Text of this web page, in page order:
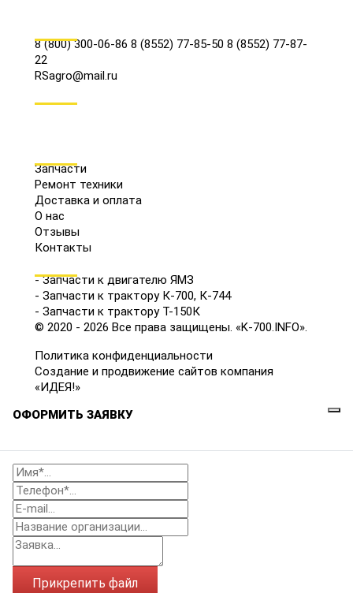
8 (800) 300-06-86 8 (8552) 77-85-50 8 (8552) 77-87-
22
RSagro@mail.ru
Запчасти
Ремонт техники
Доставка и оплата
О нас
Отзывы
Контакты
- Запчасти к двигателю ЯМЗ
- Запчасти к трактору К-700, К-744
- Запчасти к трактору Т-150К
© 2020 - 2026 Все права защищены. «K-700.INFO».
Политика конфиденциальности
Создание и продвижение сайтов компания
«ИДЕЯ!»
ОФОРМИТЬ ЗАЯВКУ
Прикрепить файл